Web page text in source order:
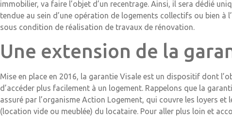
immobilier, va faire l’objet d’un recentrage. Ainsi, il sera dédié
tendue au sein d’une opération de logements collectifs ou bien à
sous condition de réalisation de travaux de rénovation.
Une extension de la
Mise en place en 2016, la garantie Visale est un dispositif dont
d’accéder plus facilement à un logement. Rappelons que la
assuré par l’organisme Action Logement, qui couvre les loyers et
(location vide ou meublée) du locataire. Pour aller plus loin et